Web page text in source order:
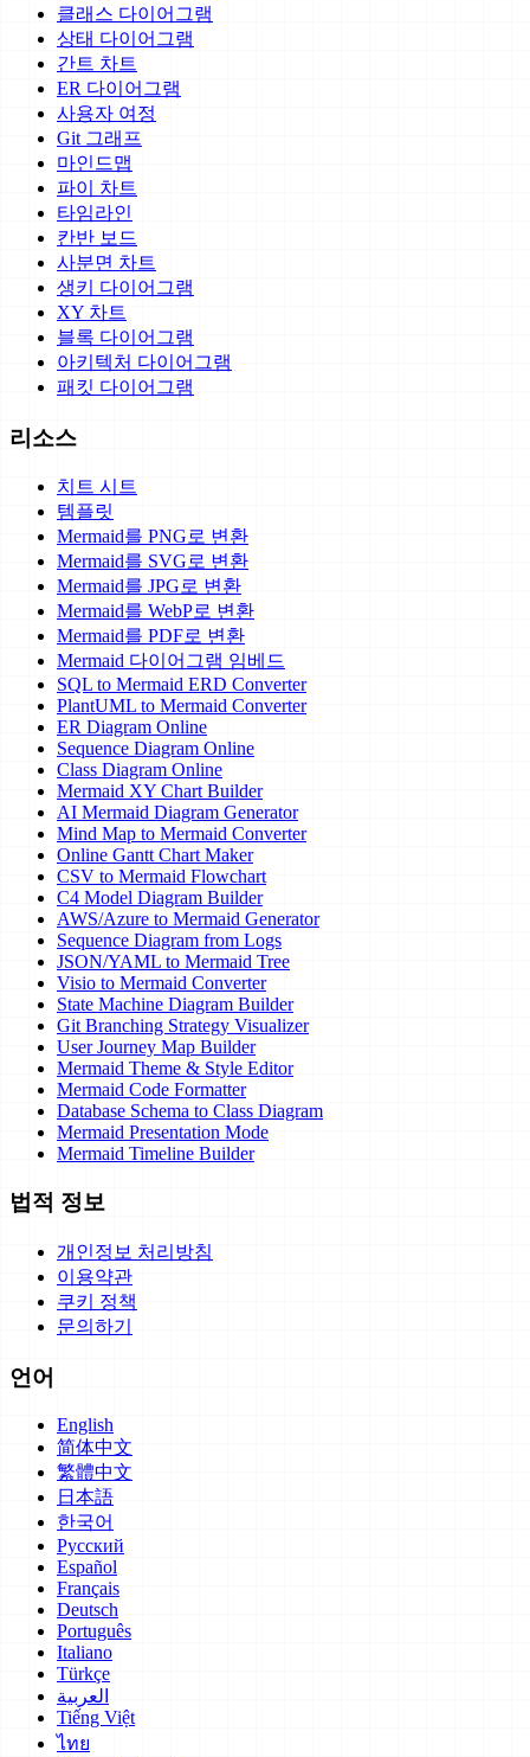
클래스 다이어그램
상태 다이어그램
간트 차트
ER 다이어그램
사용자 여정
Git 그래프
마인드맵
파이 차트
타임라인
칸반 보드
사분면 차트
생키 다이어그램
XY 차트
블록 다이어그램
아키텍처 다이어그램
패킷 다이어그램
리소스
치트 시트
템플릿
Mermaid를 PNG로 변환
Mermaid를 SVG로 변환
Mermaid를 JPG로 변환
Mermaid를 WebP로 변환
Mermaid를 PDF로 변환
Mermaid 다이어그램 임베드
SQL to Mermaid ERD Converter
PlantUML to Mermaid Converter
ER Diagram Online
Sequence Diagram Online
Class Diagram Online
Mermaid XY Chart Builder
AI Mermaid Diagram Generator
Mind Map to Mermaid Converter
Online Gantt Chart Maker
CSV to Mermaid Flowchart
C4 Model Diagram Builder
AWS/Azure to Mermaid Generator
Sequence Diagram from Logs
JSON/YAML to Mermaid Tree
Visio to Mermaid Converter
State Machine Diagram Builder
Git Branching Strategy Visualizer
User Journey Map Builder
Mermaid Theme & Style Editor
Mermaid Code Formatter
Database Schema to Class Diagram
Mermaid Presentation Mode
Mermaid Timeline Builder
법적 정보
개인정보 처리방침
이용약관
쿠키 정책
문의하기
언어
English
简体中文
繁體中文
日本語
한국어
Русский
Español
Français
Deutsch
Português
Italiano
Türkçe
العربية
Tiếng Việt
ไทย